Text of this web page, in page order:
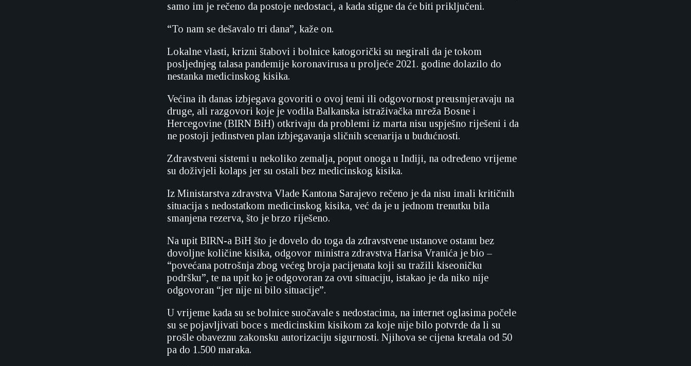
samo im je rečeno da postoje nedostaci, a kada stigne da će biti priključeni.
“To nam se dešavalo tri dana”, kaže on.
Lokalne vlasti, krizni štabovi i bolnice katogorički su negirali da je tokom
posljednjeg talasa pandemije koronavirusa u proljeće 2021. godine dolazilo do
nestanka medicinskog kisika.
Većina ih danas izbjegava govoriti o ovoj temi ili odgovornost preusmjeravaju na
druge, ali razgovori koje je vodila Balkanska istraživačka mreža Bosne i
Hercegovine (BIRN BiH) otkrivaju da problemi iz marta nisu uspješno riješeni i da
ne postoji jedinstven plan izbjegavanja sličnih scenarija u budućnosti.
Zdravstveni sistemi u nekoliko zemalja, poput onoga u Indiji, na određeno vrijeme
su doživjeli kolaps jer su ostali bez medicinskog kisika.
Iz Ministarstva zdravstva Vlade Kantona Sarajevo rečeno je da nisu imali kritičnih
situacija s nedostatkom medicinskog kisika, već da je u jednom trenutku bila
smanjena rezerva, što je brzo riješeno.
Na upit BIRN-a BiH što je dovelo do toga da zdravstvene ustanove ostanu bez
dovoljne količine kisika, odgovor ministra zdravstva Harisa Vranića je bio –
“povećana potrošnja zbog većeg broja pacijenata koji su tražili kiseoničku
podršku”, te na upit ko je odgovoran za ovu situaciju, istakao je da niko nije
odgovoran “jer nije ni bilo situacije”.
U vrijeme kada su se bolnice suočavale s nedostacima, na internet oglasima počele
su se pojavljivati boce s medicinskim kisikom za koje nije bilo potvrde da li su
prošle obaveznu zakonsku autorizaciju sigurnosti. Njihova se cijena kretala od 50
pa do 1.500 maraka.